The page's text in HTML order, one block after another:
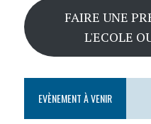
FAIRE UNE
L'ECOLE
EVÈNEMENT À VENIR